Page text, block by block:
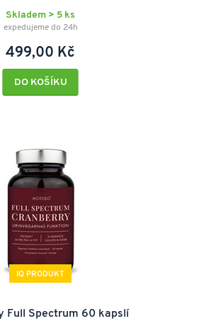
Skladem > 5 ks
expedujeme do 24h
499,00 Kč
DO KOŠÍKU
IQ PRODUKT
Full Spectrum 60 kapslí